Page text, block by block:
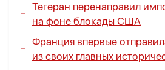
Тегеран перенаправил
на фоне блокады США
Франция впервые
из своих главных